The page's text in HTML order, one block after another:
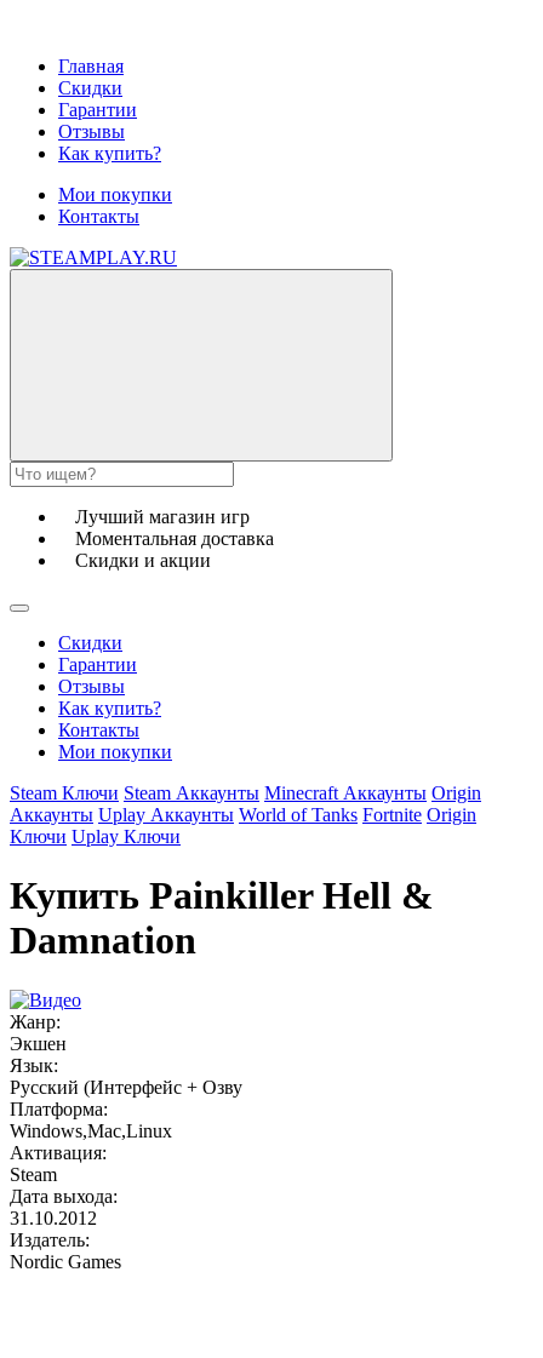
Главная
Скидки
Гарантии
Отзывы
Как купить?
Мои покупки
Контакты
Лучший магазин игр
Моментальная доставка
Скидки и акции
Скидки
Гарантии
Отзывы
Как купить?
Контакты
Мои покупки
Steam Ключи Steam Аккаунты Minecraft Аккаунты Origin
Аккаунты Uplay Аккаунты World of Tanks Fortnite Origin
Ключи Uplay Ключи
Купить Painkiller Hell &
Damnation
Жанр:
Экшен
Язык:
Русский (Интерфейс + Озву
Платформа:
Windows,Mac,Linux
Активация:
Steam
Дата выхода:
31.10.2012
Издатель:
Nordic Games